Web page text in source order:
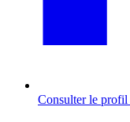
Consulter le profil